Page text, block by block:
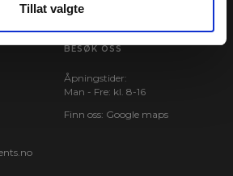
Tillat valgte
BESØK OSS
Åpningstider:
Man - Fre: kl. 8-16
Finn oss: Google maps